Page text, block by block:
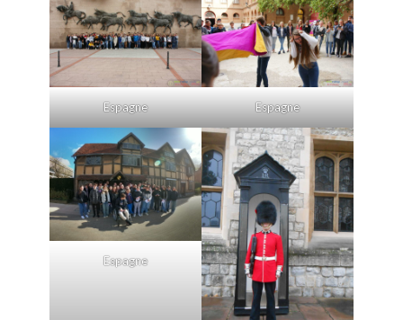
Espagne Espagne
Espagne